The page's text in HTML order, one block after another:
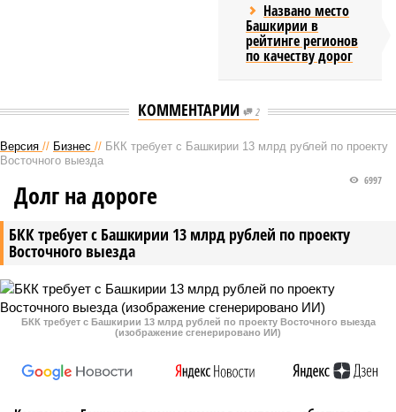
Названо место
Башкирии в
рейтинге регионов
по качеству дорог
КОММЕНТАРИИ 2
Версия // Бизнес // БКК требует с Башкирии 13 млрд рублей по проекту
Восточного выезда
БКК требует с Башкирии 13 млрд рублей по проекту
Восточного выезда
6997
Долг на дороге
БКК требует с Башкирии 13 млрд рублей по проекту Восточного выезда
(изображение сгенерировано ИИ)